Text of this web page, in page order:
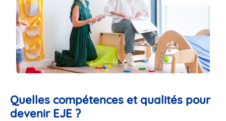
Quelles compétences et qualités pour
devenir EJE ?